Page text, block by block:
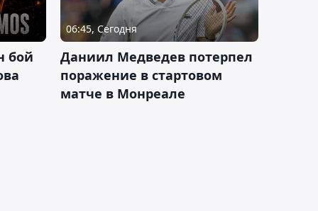
бой
06:45, Сегодня
Даниил Медведев потерпел
поражение в стартовом
матче в Монреале